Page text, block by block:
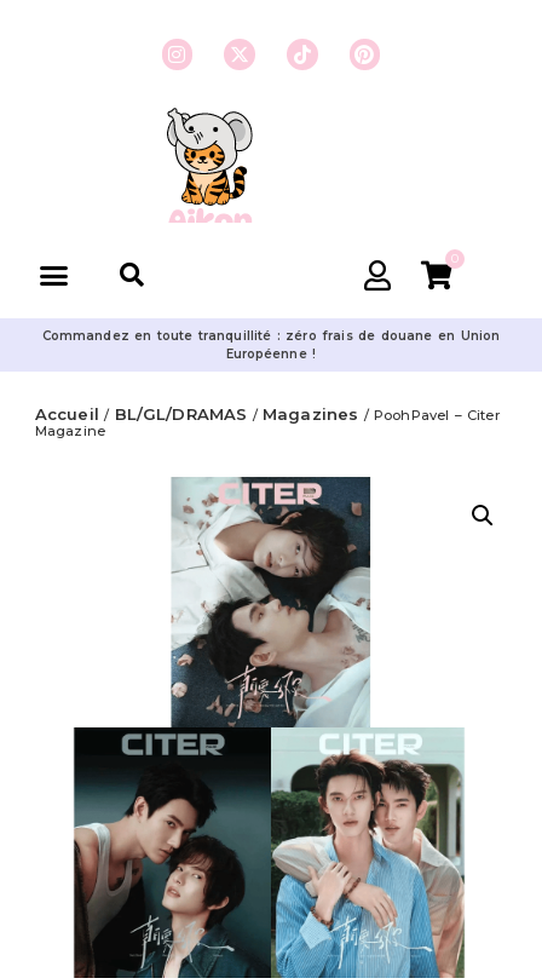
0
Commandez en toute tranquillité : zéro frais de douane en Union
Européenne !
Accueil / BL/GL/DRAMAS / Magazines / PoohPavel – Citer
Magazine